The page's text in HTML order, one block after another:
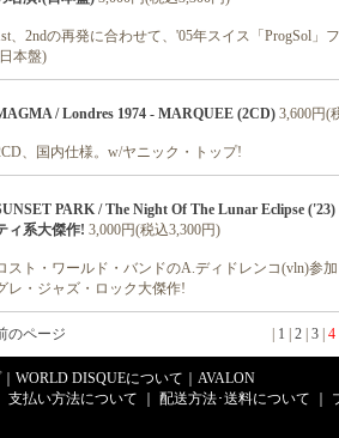
、2ndの再発に合わせて、'05年スイス「ProgSol
本盤)
/ Londres 1974 - MARQUEE (2CD) 3,600円(
、国内仕様。w/ヤニック・トップ!
PARK / The Night Of The Lunar Eclipse
ィ系大傑作! 3,000円(税込3,300円)
スト・ワールド・バンドのA.ディドレンコ(vln)参
レ・ジャズ・ロック大傑作!
のページ 1 |2 |3 |4
｜ WORLD DISQUEについて
AVALON
支払い方法について 配送方法･送料について